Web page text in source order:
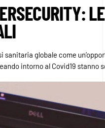
globale come
intorno al Covid19 stanno